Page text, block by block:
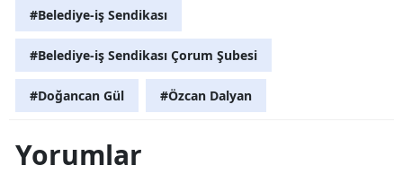
#Belediye-iş Sendikası
#Belediye-iş Sendikası Çorum Şubesi
#Doğancan Gül #Özcan Dalyan
Yorumlar